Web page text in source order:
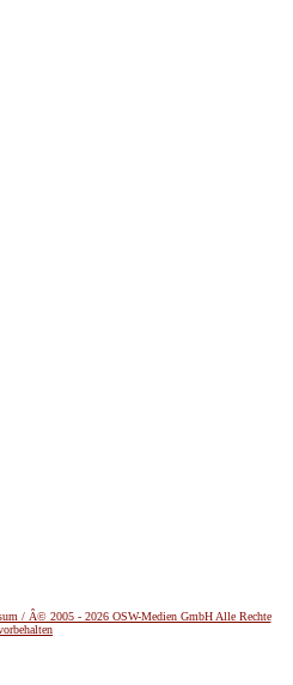
/ Â© 2005 - 2026 OSW-Medien GmbH Alle Rechte